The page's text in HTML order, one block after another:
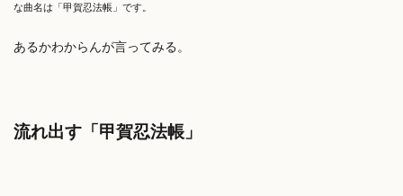
な曲名は「甲賀忍法帳」です。
あるかわからんが言ってみる。
流れ出す「甲賀忍法帳」